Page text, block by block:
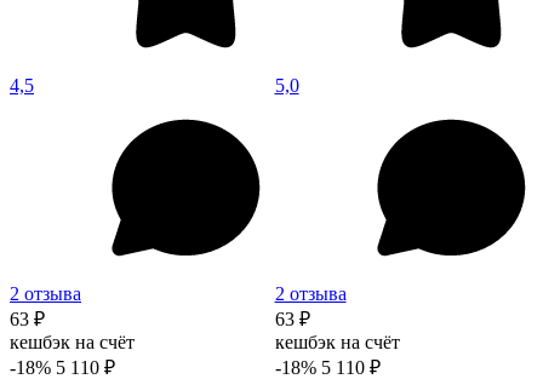
4,5
2 отзыва
63 ₽
кешбэк на счёт
-18% 5 110 ₽
5,0
2 отзыва
63 ₽
кешбэк на счёт
-18% 5 110 ₽